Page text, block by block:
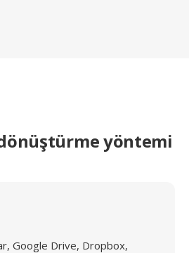
dönüştürme yöntemi
Google Drive, Dropbox,